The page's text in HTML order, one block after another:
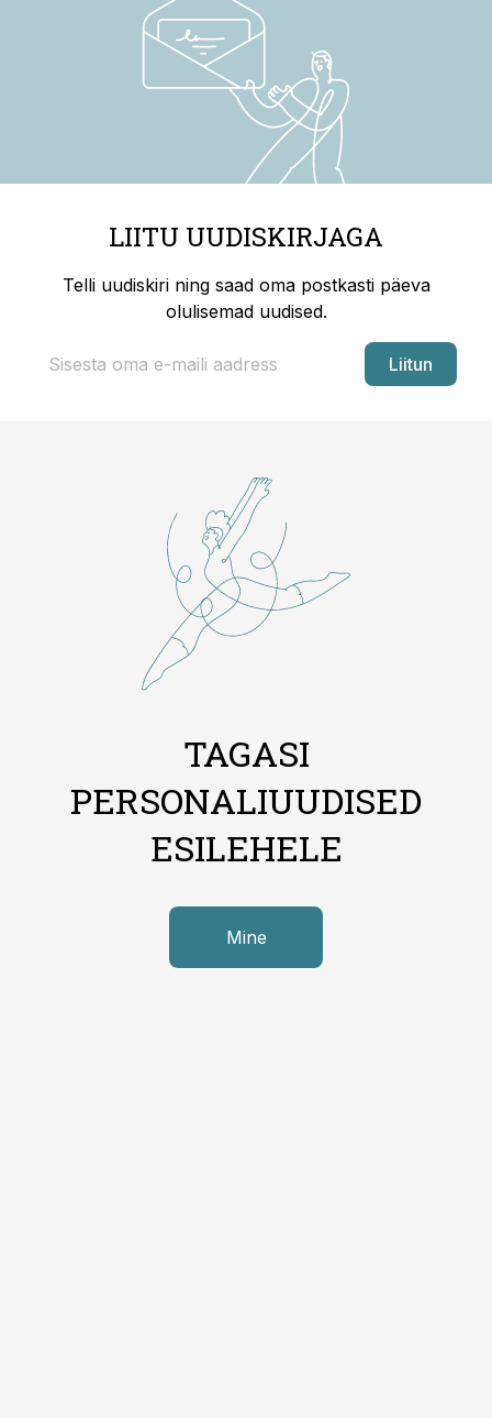
LIITU UUDISKIRJAGA
Telli uudiskiri ning saad oma postkasti päeva
olulisemad uudised.
Liitun
TAGASI
PERSONALIUUDISED
ESILEHELE
Mine